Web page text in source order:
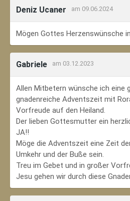
Deniz Ucaner am 09.06.2024
Mögen Gottes Herzenswünsche
Gabriele am 03.12.2023
Allen Mitbetern wünsche ich eine
gnadenreiche Adventszeit mit
Vorfreude auf den Heiland.
Der lieben Gottesmutter ein
JA!!
Möge die Adventszeit eine Zeit
Umkehr und der Buße sein.
Treu im Gebet und in großer
Jesu gehen wir durch diese